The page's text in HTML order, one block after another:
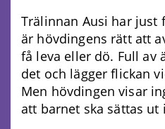
Trälinnan Ausi har just
är hövdingens rätt att
få leva eller dö. Full av
det och lägger flickan
Men hövdingen visar
att barnet ska sättas ut